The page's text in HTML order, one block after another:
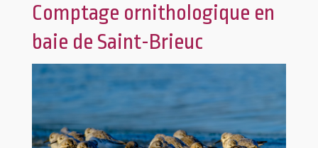
Comptage ornithologique en
baie de Saint-Brieuc